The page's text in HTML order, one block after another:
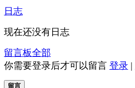
日志
现在还没有日志
留言板全部
你需要登录后才可以留言 登录 |
留言